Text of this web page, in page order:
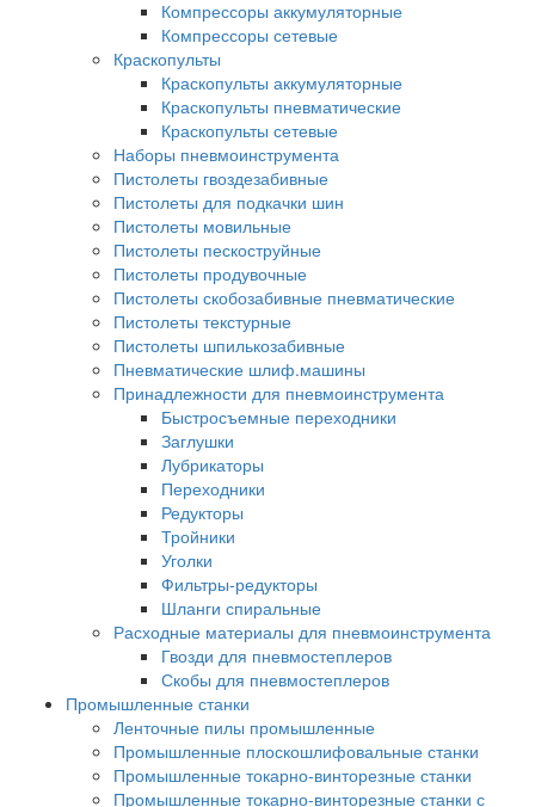
Компрессоры аккумуляторные
Компрессоры сетевые
Краскопульты
Краскопульты аккумуляторные
Краскопульты пневматические
Краскопульты сетевые
Наборы пневмоинструмента
Пистолеты гвоздезабивные
Пистолеты для подкачки шин
Пистолеты мовильные
Пистолеты пескоструйные
Пистолеты продувочные
Пистолеты скобозабивные пневматические
Пистолеты текстурные
Пистолеты шпилькозабивные
Пневматические шлиф.машины
Принадлежности для пневмоинструмента
Быстросъемные переходники
Заглушки
Лубрикаторы
Переходники
Редукторы
Тройники
Уголки
Фильтры-редукторы
Шланги спиральные
Расходные материалы для пневмоинструмента
Гвозди для пневмостеплеров
Скобы для пневмостеплеров
Промышленные станки
Ленточные пилы промышленные
Промышленные плоскошлифовальные станки
Промышленные токарно-винторезные станки
Промышленные токарно-винторезные станки с